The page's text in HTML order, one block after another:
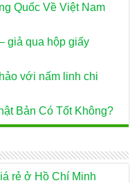
Quốc Về Việt Nam
giả qua hộp giấy
với nấm linh chi
Bản Có Tốt Không?
rẻ ở Hồ Chí Minh